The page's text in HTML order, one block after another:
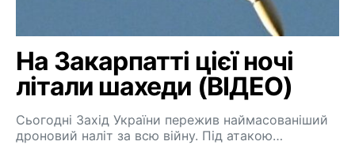
На Закарпатті цієї ночі
літали шахеди (ВІДЕО)
Сьогодні Захід України пережив наймасованіший
дроновий наліт за всю війну. Під атакою…